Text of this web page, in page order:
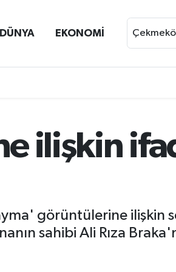
DÜNYA EKONOMİ
ilişkin
görüntülerine ilişkin
sahibi Ali Rıza